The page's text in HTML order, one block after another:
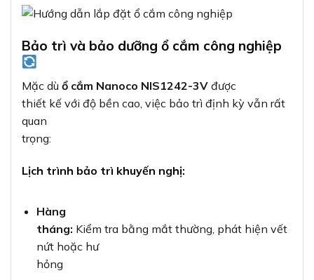
Bảo trì và bảo dưỡng ổ cắm công nghiệp
Mặc dù ổ cắm Nanoco NIS1242-3V được
thiết kế với độ bền cao, việc bảo trì định kỳ vẫn rất
quan
trọng:
Lịch trình bảo trì khuyến nghị:
Hàng
tháng: Kiểm tra bằng mắt thường, phát hiện vết
nứt hoặc hư
hỏng